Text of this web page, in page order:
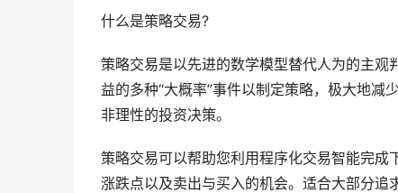
什么是策略交易?
策略交易是以先进的数学模型替代人为的主
益的多种“大概率”事件以制定策略，极大地
非理性的投资决策。
策略交易可以帮助您利用程序化交易智能完成
涨跌点以及卖出与买入的机会。适合大部分追